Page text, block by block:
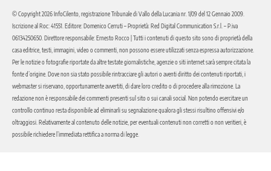
© Copyright 2026 InfoCilento, registrazione Tribunale di Vallo della Lucania nr. 1/09 del 12 Gennaio 2009.
Iscrizione al Roc: 41551. Editore: Domenico Cerruti – Proprietà: Red Digital Communication S.r.l. – P.iva
06134250650. Direttore responsabile: Ernesto Rocco | Tutti i contenuti di questo sito sono di proprietà della
casa editrice, testi, immagini, video o commenti, non possono essere utilizzati senza espressa autorizzazione.
Per le notizie o fotografie riportate da altre testate giornalistiche, agenzie o siti internet sarà sempre citata la
fonte d’origine. Dove non sia stato possibile rintracciare gli autori o aventi diritto dei contenuti riportati, i
webmaster si riservano, opportunamente avvertiti, di dare loro credito o di procedere alla rimozione. La
redazione non è responsabile dei commenti presenti sul sito o sui canali social. Non potendo esercitare un
controllo continuo resta disponibile ad eliminarli su segnalazione qualora gli stessi risultino offensivi e/o
oltraggiosi. Relativamente al contenuto delle notizie, per eventuali contenuti non corretti o non veritieri, è
possibile richiedere l’immediata rettifica a norma di legge.